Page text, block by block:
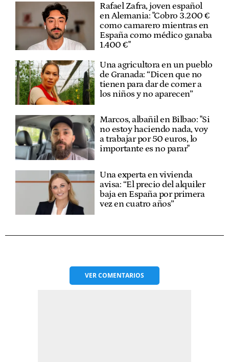
Rafael Zafra, joven español
en Alemania: "Cobro 3.200 €
como camarero mientras en
España como médico ganaba
1.400 €"
Una agricultora en un pueblo
de Granada: “Dicen que no
tienen para dar de comer a
los niños y no aparecen”
Marcos, albañil en Bilbao: "Si
no estoy haciendo nada, voy
a trabajar por 50 euros, lo
importante es no parar"
Una experta en vivienda
avisa: “El precio del alquiler
baja en España por primera
vez en cuatro años”
VERCOMENTARIOS